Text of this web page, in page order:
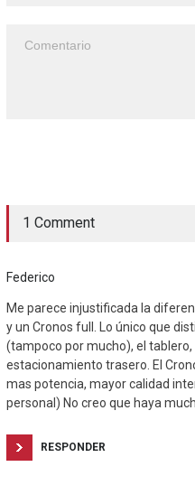
1 Comment
Federico
Me parece injustificada la
y un Cronos full. Lo único que
(tampoco por mucho), el
estacionamiento trasero. El
mas potencia, mayor calidad
personal) No creo que haya
RESPONDER